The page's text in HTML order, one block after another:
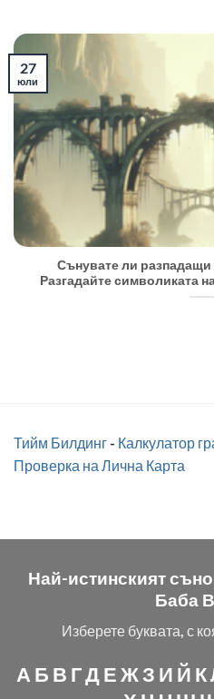
Сънувате ли разпадащи
Разгадайте символиката
27
юли
Тийм Билдинг- Калкулатор
Проверка на Лична Карта
Най-истинският
Баба
Изберете буквата, с
А Б В ГДЕЖЗ И Й К